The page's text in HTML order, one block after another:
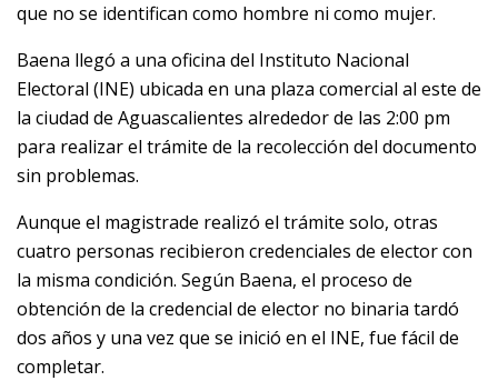
que no se identifican como hombre ni como mujer.
Baena llegó a una oficina del Instituto Nacional
Electoral (INE) ubicada en una plaza comercial al este de
la ciudad de Aguascalientes alrededor de las 2:00 pm
para realizar el trámite de la recolección del documento
sin problemas.
Aunque el magistrade realizó el trámite solo, otras
cuatro personas recibieron credenciales de elector con
la misma condición. Según Baena, el proceso de
obtención de la credencial de elector no binaria tardó
dos años y una vez que se inició en el INE, fue fácil de
completar.